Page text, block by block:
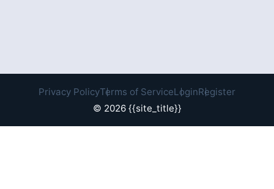
© 2026 {{site_title}}
Privacy PolicyTerms of ServiceLoginRegister